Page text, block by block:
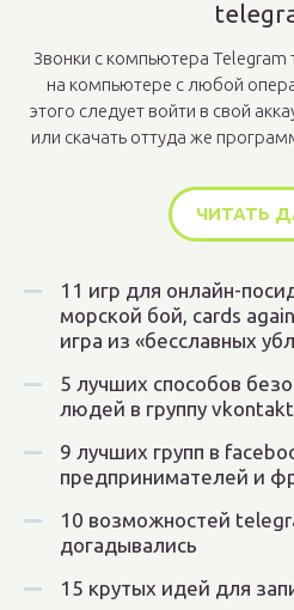
Звонки с компьютера
на компьютере с любой
этого следует войти в свой
или скачать оттуда же
ЧИТАТЬ
11 игр для онлайн-
морской бой, cards
игра из «бесславных
5 лучших способов
людей в группу
9 лучших групп в
предпринимателей и
10 возможностей
догадывались
15 крутых идей для